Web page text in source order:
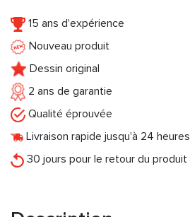
15 ans d'expérience
Nouveau produit
Dessin original
2 ans de garantie
Qualité éprouvée
Livraison rapide jusqu'à 24 heures
30 jours pour le retour du produit